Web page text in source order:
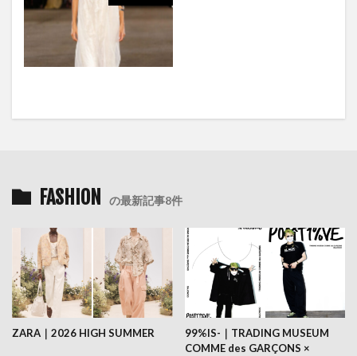
FASHION の最新記事8件
ZARA｜2026 HIGH SUMMER
99%IS-｜TRADING MUSEUM
COMME des GARÇONS ×